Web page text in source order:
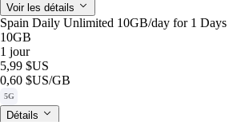
Voir les détails
Spain Daily Unlimited 10GB/day for 1 Days
10GB
1 jour
5,99 $US
0,60 $US/GB
5G
Détails